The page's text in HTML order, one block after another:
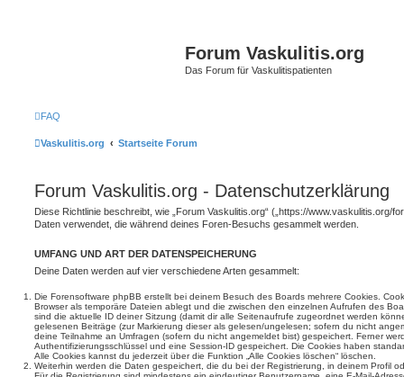
Forum Vaskulitis.org
Das Forum für Vaskulitispatienten
FAQ
Vaskulitis.org Startseite Forum
Forum Vaskulitis.org - Datenschutzerklärung
Diese Richtlinie beschreibt, wie „Forum Vaskulitis.org“ („https://www.vaskulitis.org/
Daten verwendet, die während deines Foren-Besuchs gesammelt werden.
UMFANG UND ART DER DATENSPEICHERUNG
Deine Daten werden auf vier verschiedene Arten gesammelt:
Die Forensoftware phpBB erstellt bei deinem Besuch des Boards mehrere Cookies.
Browser als temporäre Dateien ablegt und die zwischen den einzelnen Aufrufen des
sind die aktuelle ID deiner Sitzung (damit dir alle Seitenaufrufe zugeordnet werden
gelesenen Beiträge (zur Markierung dieser als gelesen/ungelesen; sofern du nicht
deine Teilnahme an Umfragen (sofern du nicht angemeldet bist) gespeichert. Ferner
Authentifizierungsschlüssel und eine Session-ID gespeichert. Die Cookies haben
Alle Cookies kannst du jederzeit über die Funktion „Alle Cookies löschen“ löschen.
Weiterhin werden die Daten gespeichert, die du bei der Registrierung, in deinem Profil